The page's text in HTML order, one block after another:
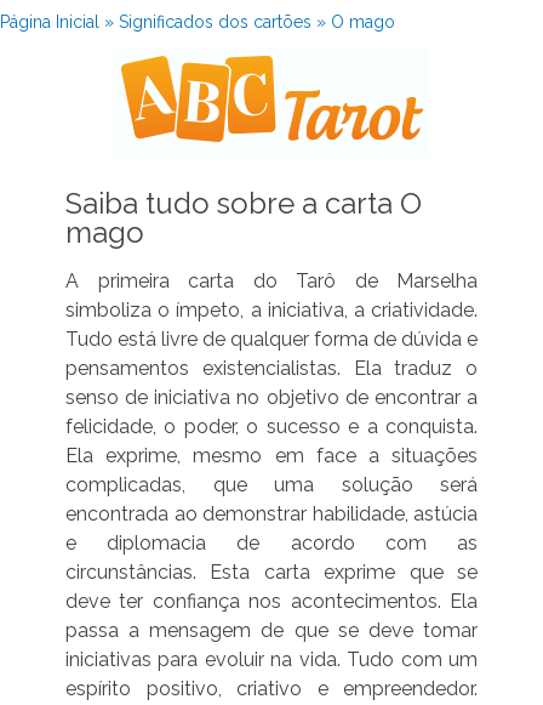
Página Inicial » Significados dos cartões » O mago
Saiba tudo sobre a carta O
mago
A primeira carta do Tarô de Marselha
simboliza o ímpeto, a iniciativa, a criatividade.
Tudo está livre de qualquer forma de dúvida e
pensamentos existencialistas. Ela traduz o
senso de iniciativa no objetivo de encontrar a
felicidade, o poder, o sucesso e a conquista.
Ela exprime, mesmo em face a situações
complicadas, que uma solução será
encontrada ao demonstrar habilidade, astúcia
e diplomacia de acordo com as
circunstâncias. Esta carta exprime que se
deve ter confiança nos acontecimentos. Ela
passa a mensagem de que se deve tomar
iniciativas para evoluir na vida. Tudo com um
espírito positivo, criativo e empreendedor.